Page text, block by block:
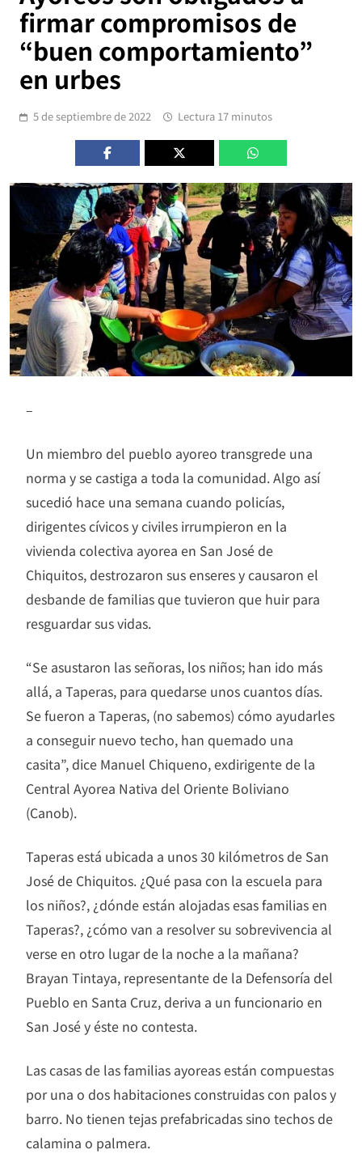
firmar compromisos de
“buen comportamiento”
en urbes
5 de septiembre de 2022 Lectura 17 minutos
–
Un miembro del pueblo ayoreo transgrede una
norma y se castiga a toda la comunidad. Algo así
sucedió hace una semana cuando policías,
dirigentes cívicos y civiles irrumpieron en la
vivienda colectiva ayorea en San José de
Chiquitos, destrozaron sus enseres y causaron el
desbande de familias que tuvieron que huir para
resguardar sus vidas.
“Se asustaron las señoras, los niños; han ido más
allá, a Taperas, para quedarse unos cuantos días.
Se fueron a Taperas, (no sabemos) cómo ayudarles
a conseguir nuevo techo, han quemado una
casita”, dice Manuel Chiqueno, exdirigente de la
Central Ayorea Nativa del Oriente Boliviano
(Canob).
Taperas está ubicada a unos 30 kilómetros de San
José de Chiquitos. ¿Qué pasa con la escuela para
los niños?, ¿dónde están alojadas esas familias en
Taperas?, ¿cómo van a resolver su sobrevivencia al
verse en otro lugar de la noche a la mañana?
Brayan Tintaya, representante de la Defensoría del
Pueblo en Santa Cruz, deriva a un funcionario en
San José y éste no contesta.
Las casas de las familias ayoreas están compuestas
por una o dos habitaciones construidas con palos y
barro. No tienen tejas prefabricadas sino techos de
calamina o palmera.